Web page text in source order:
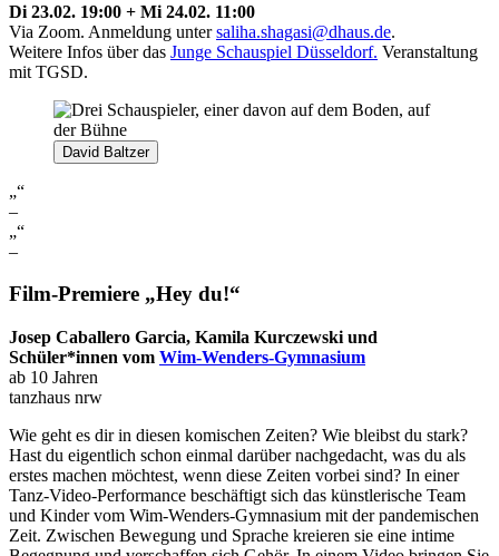
Di 23.02. 19:00 + Mi 24.02. 11:00
Via Zoom. Anmeldung untersaliha.shagasi@dhaus.de.
Weitere Infos über das Junge Schauspiel Düsseldorf. Veranstaltung
mit TGSD.
David Baltzer
„“
–
„“
–
Film-Premiere „Hey du!“
Josep Caballero Garcia, Kamila Kurczewski und
Schüler*innen vom Wim-Wenders-Gymnasium
ab 10 Jahren
tanzhaus nrw
Wie geht es dir in diesen komischen Zeiten? Wie bleibst du stark?
Hast du eigentlich schon einmal darüber nachgedacht, was du als
erstes machen möchtest, wenn diese Zeiten vorbei sind? In einer
Tanz-Video-Performance beschäftigt sich das künstlerische Team
und Kinder vom Wim-Wenders-Gymnasium mit der pandemischen
Zeit. Zwischen Bewegung und Sprache kreieren sie eine intime